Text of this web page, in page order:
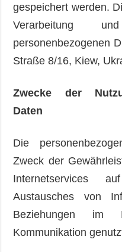
gespeichert werden.
Verarbeitung
personenbezogenen
Straße 8/16, Kiew,
Zwecke der
Daten
Die
Zweck der
Internetservices
Austausches von
Beziehungen im
Kommunikation